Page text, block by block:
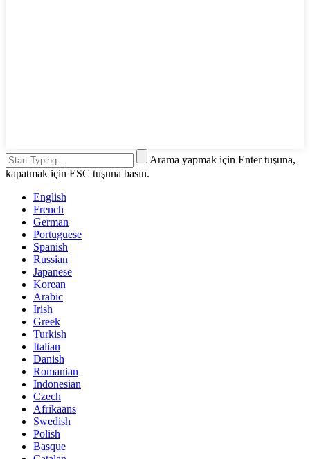
Arama yapmak için Enter tuşuna,
kapatmak için ESC tuşuna basın.
English
French
German
Portuguese
Spanish
Russian
Japanese
Korean
Arabic
Irish
Greek
Turkish
Italian
Danish
Romanian
Indonesian
Czech
Afrikaans
Swedish
Polish
Basque